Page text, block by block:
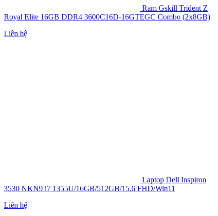
Ram Gskill Trident Z
Royal Elite 16GB DDR4 3600C16D-16GTEGC Combo (2x8GB)
Liên hệ
Laptop Dell Inspiron
3530 NKN9 i7 1355U/16GB/512GB/15.6 FHD/Win11
Liên hệ